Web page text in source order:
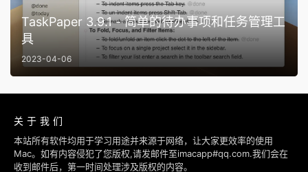
TaskPaper 3.9.1 - 简单的待办事项和任务管理工
具
2023-04-06
关于我们
本站所有软件均用于学习用途并来源于网络，让大家更效率的使用
Mac。如有内容侵犯了您版权,请发邮件至imacapp#qq.com.我们会在
收到邮件后，第一时间处理涉及版权的内容。